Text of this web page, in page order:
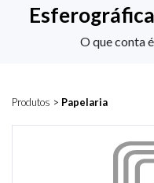
O que conta
Produtos > Papelaria